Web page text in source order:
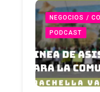
NEGOCIOS /
PODCAST